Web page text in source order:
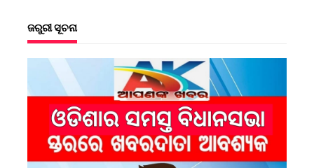
ଜରୁରୀ ସୂଚନା